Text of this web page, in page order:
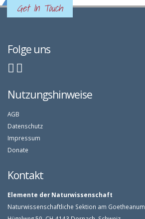
Get In Touch
Folge uns
Nutzungshinweise
AGB
Datenschutz
Impressum
Donate
Kontakt
Elemente der Naturwissenschaft
Naturwissenschaftliche Sektion am Goetheanum